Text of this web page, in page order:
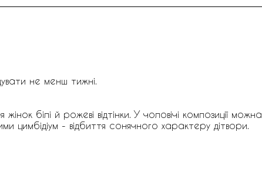
не менш тижні.
білі й рожеві відтінки. У чоловічі композиції можна
цимбідіум - відбиття сонячного характеру дітвори.